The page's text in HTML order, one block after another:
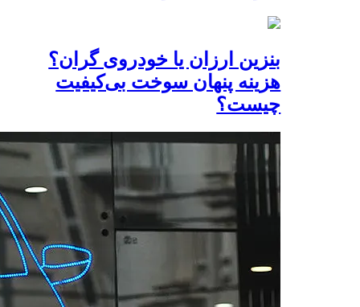
بنزین ارزان یا خودروی گران؟
هزینه پنهان سوخت بی‌کیفیت
چیست؟